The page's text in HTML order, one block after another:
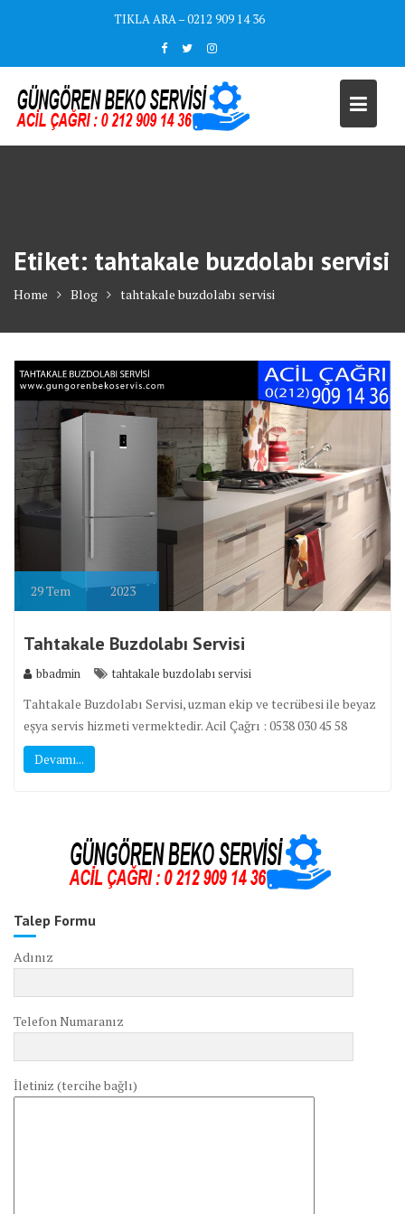
TIKLA ARA – 0212 909 14 36
Etiket: tahtakale buzdolabı servisi
Home Blog tahtakale buzdolabı servisi
29Tem 2023
Tahtakale Buzdolabı Servisi
bbadmin tahtakale buzdolabı servisi
Tahtakale Buzdolabı Servisi, uzman ekip ve tecrübesi ile beyaz
eşya servis hizmeti vermektedir. Acil Çağrı : 0538 030 45 58
Devamı...
Talep Formu
Adınız
Telefon Numaranız
İletiniz (tercihe bağlı)